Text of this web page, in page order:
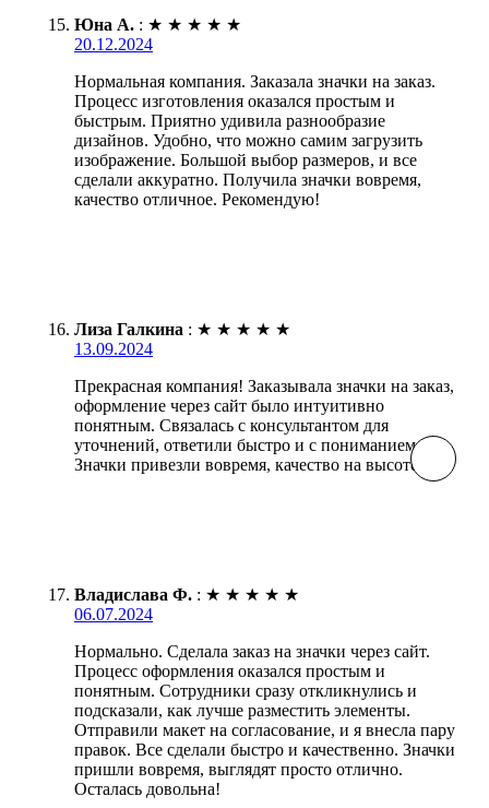
Юна А. : ★ ★ ★ ★ ★
20.12.2024
Нормальная компания. Заказала значки на заказ.
Процесс изготовления оказался простым и
быстрым. Приятно удивила разнообразие
дизайнов. Удобно, что можно самим загрузить
изображение. Большой выбор размеров, и все
сделали аккуратно. Получила значки вовремя,
качество отличное. Рекомендую!
Лиза Галкина : ★ ★ ★ ★ ★
13.09.2024
Прекрасная компания! Заказывала значки на заказ,
оформление через сайт было интуитивно
понятным. Связалась с консультантом для
уточнений, ответили быстро и с пониманием.
Значки привезли вовремя, качество на высоте!
Владислава Ф. : ★ ★ ★ ★ ★
06.07.2024
Нормально. Сделала заказ на значки через сайт.
Процесс оформления оказался простым и
понятным. Сотрудники сразу откликнулись и
подсказали, как лучше разместить элементы.
Отправили макет на согласование, и я внесла пару
правок. Все сделали быстро и качественно. Значки
пришли вовремя, выглядят просто отлично.
Осталась довольна!